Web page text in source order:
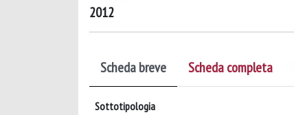
2012
Scheda breve Scheda completa
Sottotipologia